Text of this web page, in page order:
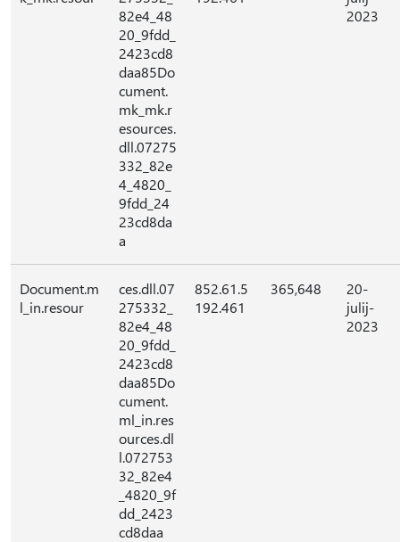
82e4_48
20_9fdd_
2423cd8
daa85Do
cument.
mk_mk.r
esources.
dll.07275
332_82e
4_4820_
9fdd_24
23cd8da
a
2023
Document.m
l_in.resour
ces.dll.07
275332_
82e4_48
20_9fdd_
2423cd8
daa85Do
cument.
ml_in.res
ources.dl
l.072753
32_82e4
_4820_9f
dd_2423
cd8daa
852.61.5
192.461
365,648
20-
julij-
2023